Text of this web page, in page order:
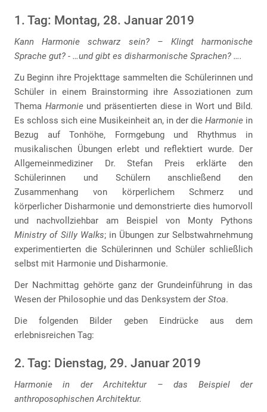
1. Tag: Montag, 28. Januar 2019
Kann Harmonie schwarz sein? – Klingt harmonische
Sprache gut? - …und gibt es disharmonische Sprachen? ….
Zu Beginn ihre Projekttage sammelten die Schülerinnen und
Schüler in einem Brainstorming ihre Assoziationen zum
Thema Harmonieund präsentierten diese in Wort und Bild.
Es schloss sich eine Musikeinheit an, in der die Harmonie in
Bezug auf Tonhöhe, Formgebung und Rhythmus in
musikalischen Übungen erlebt und reflektiert wurde. Der
Allgemeinmediziner Dr. Stefan Preis erklärte den
Schülerinnen und Schülern anschließend den
Zusammenhang von körperlichem Schmerz und
körperlicher Disharmonie und demonstrierte dies humorvoll
und nachvollziehbar am Beispiel von Monty Pythons
Ministry of Silly Walks; in Übungen zur Selbstwahrnehmung
experimentierten die Schülerinnen und Schüler schließlich
selbst mit Harmonie und Disharmonie.
Der Nachmittag gehörte ganz der Grundeinführung in das
Wesen der Philosophie und das Denksystem der Stoa.
Die folgenden Bilder geben Eindrücke aus dem
erlebnisreichen Tag:
2. Tag: Dienstag, 29. Januar 2019
Harmonie in der Architektur – das Beispiel der
anthroposophischen Architektur.